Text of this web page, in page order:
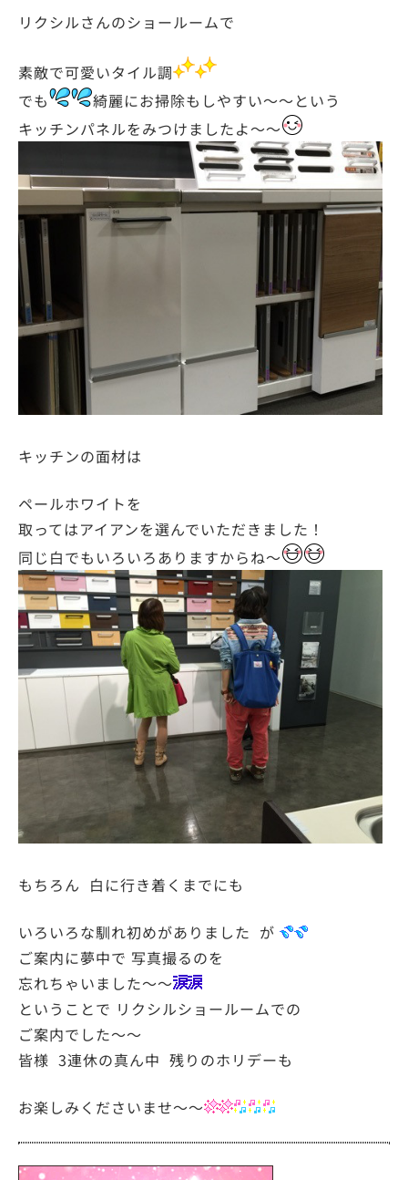
リクシルさんのショールームで
素敵で可愛いタイル調
でも
綺麗にお掃除もしやすい～～という
キッチンパネルをみつけましたよ～～
キッチンの面材は
ペールホワイトを
取ってはアイアンを選んでいただきました！
同じ白でもいろいろありますからね～
もちろん 白に行き着くまでにも
いろいろな馴れ初めがありました が
ご案内に夢中で 写真撮るのを
忘れちゃいました～～
ということで リクシルショールームでの
ご案内でした～～
皆様 3連休の真ん中 残りのホリデーも
お楽しみくださいませ～～